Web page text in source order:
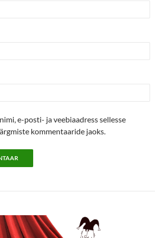
e-posti- ja veebiaadress sellesse
kommentaaride jaoks.